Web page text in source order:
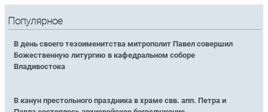
Популярное
В день своего тезоименитства митрополит Павел совершил
Божественную литургию в кафедральном соборе
Владивостока
В канун престольного праздника в храме свв. апп. Петра и